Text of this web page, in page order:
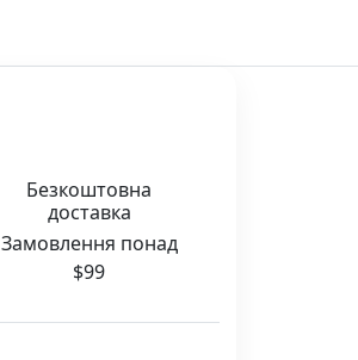
Безкоштовна
доставка
Замовлення понад
$99